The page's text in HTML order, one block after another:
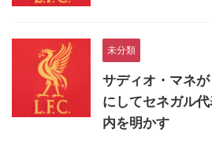
未分類
サディオ・マネ
にしてセネガル
内を明かす